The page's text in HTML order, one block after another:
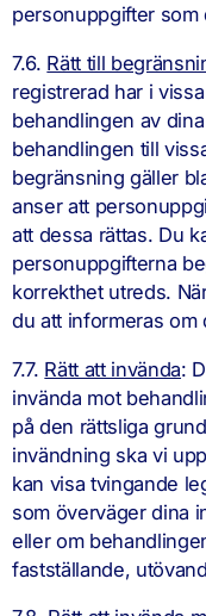
personuppgifter som
7.6. Rätt till
registrerad har i
behandlingen av
behandlingen till
begränsning gäller
anser att
att dessa rättas. Du
personuppgifterna
korrekthet utreds.
du att informeras om
7.7. Rätt att invända:
invända mot
på den rättsliga
invändning ska vi
kan visa tvingande
som överväger dina
eller om
fastställande,